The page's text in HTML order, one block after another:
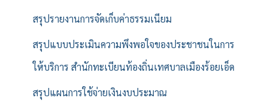
สรุปรายงานการจัดเก็บค่าธรรมเนียม
สรุปแบบประเมินความพึงพอใจของประชาชนในการ
ให้บริการ สำนักทะเบียนท้องถิ่นเทศบาลเมืองร้อยเอ็ด
สรุปแผนการใช้จ่ายเงินงบประมาณ